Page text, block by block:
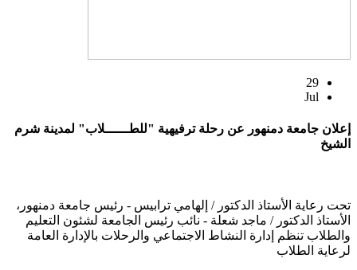
29
Jul
إعلان جامعة دمنهور عن رحلة ترفيهية "للطــــــلاب" لمدينة شرم
الشيخ
تحت رعاية الأستاذ الدكتور / إلهامي ترابيس - رئيس جامعة دمنهور،
الأستاذ الدكتور / ماجد شعلة - نائب رئيس الجامعة لشئون التعليم
والطلاب تنظم إدارة النشاط الاجتماعي والرحلات بالإدارة العامة
لرعاية الطلاب